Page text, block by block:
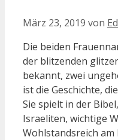
März 23, 2019 von
Die beiden
der blitzenden
bekannt, zwei
ist die Geschichte,
Sie spielt in der
Israeliten, wichtige
Wohlstandsreich am